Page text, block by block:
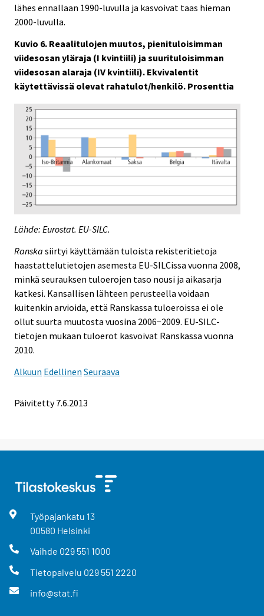
lähes ennallaan 1990-luvulla ja kasvoivat taas hieman
2000-luvulla.
Kuvio 6. Reaalitulojen muutos, pienituloisimman
viidesosan yläraja (I kvintiili) ja suurituloisimman
viidesosan alaraja (IV kvintiili). Ekvivalentit
käytettävissä olevat rahatulot/henkilö. Prosenttia
Lähde: Eurostat. EU-SILC.
Ranska siirtyi käyttämään tuloista rekisteritietoja
haastattelutietojen asemesta EU-SILCissa vuonna 2008,
minkä seurauksen tuloerojen taso nousi ja aikasarja
katkesi. Kansallisen lähteen perusteella voidaan
kuitenkin arvioida, että Ranskassa tuloeroissa ei ole
ollut suurta muutosta vuosina 2006−2009. EU-SILC-
tietojen mukaan tuloerot kasvoivat Ranskassa vuonna
2010.
Alkuun Edellinen Seuraava
Päivitetty 7.6.2013
Työpajankatu 13
00580 Helsinki
Vaihde 029 551 1000
Tietopalvelu 029 551 2220
info@stat.fi